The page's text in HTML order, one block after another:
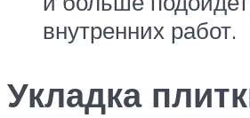
внутренних работ.
Укладка